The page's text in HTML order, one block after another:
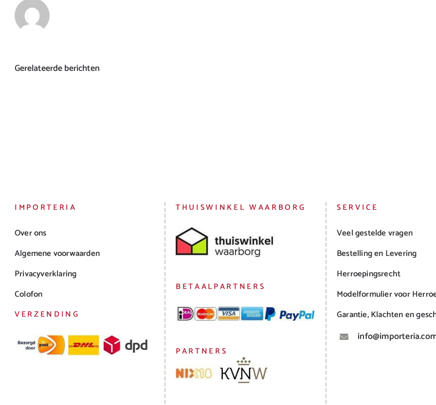
Gerelateerde berichten
IMPORTERIA
Over ons
Algemene voorwaarden
Privacyverklaring
Colofon
VERZENDING
THUISWINKEL WAARBORG
BETAALPARTNERS
PARTNERS
SERVICE
Veel gestelde vragen
Bestelling en Levering
Herroepingsrecht
Modelformulier voor
Garantie, Klachten en